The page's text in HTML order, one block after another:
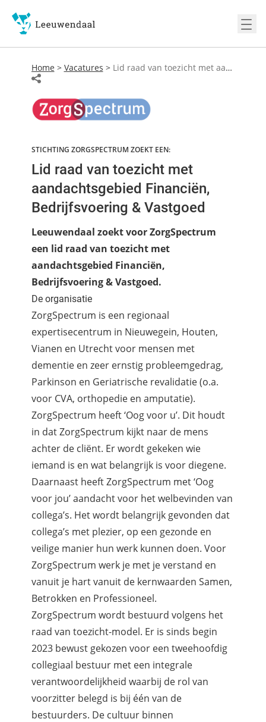
Home > Vacatures > Lid raad van toezicht met aandachtsgebied Financiën, Bedrijfsvoering & Vastgoed
STICHTING ZORGSPECTRUM ZOEKT EEN:
Lid raad van toezicht met
aandachtsgebied Financiën,
Bedrijfsvoering & Vastgoed
Leeuwendaal zoekt voor ZorgSpectrum
een lid raad van toezicht met
aandachtsgebied Financiën,
Bedrijfsvoering & Vastgoed.
De organisatie
ZorgSpectrum is een regionaal
expertisecentrum in Nieuwegein, Houten,
Vianen en Utrecht voor mensen met
dementie en zeer ernstig probleemgedrag,
Parkinson en Geriatrische revalidatie (o.a.
voor CVA, orthopedie en amputatie).
ZorgSpectrum heeft ‘Oog voor u’. Dit houdt
in dat ZorgSpectrum kijkt naar de mens
achter de cliënt. Er wordt gekeken wie
iemand is en wat belangrijk is voor diegene.
Daarnaast heeft ZorgSpectrum met ‘Oog
voor jou’ aandacht voor het welbevinden van
collega’s. Het wordt belangrijk gevonden dat
collega’s met plezier, op een gezonde en
veilige manier hun werk kunnen doen. Voor
ZorgSpectrum werk je met je verstand en
vanuit je hart vanuit de kernwaarden Samen,
Betrokken en Professioneel.
ZorgSpectrum wordt bestuurd volgens het
raad van toezicht-model. Er is sinds begin
2023 bewust gekozen voor een tweehoofdig
collegiaal bestuur met een integrale
verantwoordelijkheid waarbij de rol van
voorzitter belegd is bij één van de
bestuurders. De cultuur binnen